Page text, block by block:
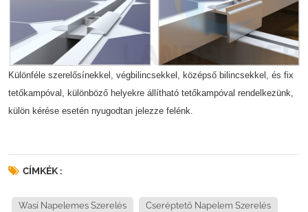
Különféle szerelősínekkel, végbilincsekkel, középső bilincsekkel, és fix
tetőkampóval, különböző helyekre állítható tetőkampóval rendelkezünk,
külön kérése esetén nyugodtan jelezze felénk.
CÍMKÉK :
Wasi Napelemes Szerelés Cseréptető Napelem Szerelés